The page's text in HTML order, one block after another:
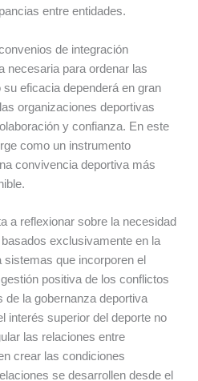
entre entidades.
de integración
necesaria para ordenar las
eficacia dependerá en gran
organizaciones deportivas
y confianza. En este
como un instrumento
convivencia deportiva más
a reflexionar sobre la necesidad
exclusivamente en la
que incorporen el
positiva de los conflictos
la gobernanza deportiva
interés superior del deporte no
las relaciones entre
crear las condiciones
se desarrollen desde el